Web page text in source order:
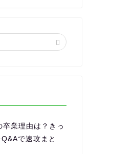
業理由は？きっ
で速攻まと